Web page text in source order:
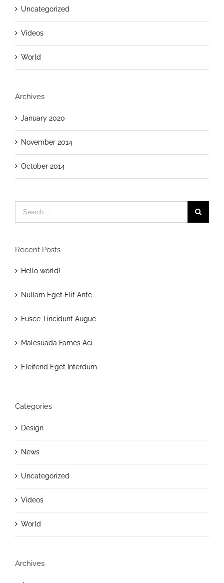
Uncategorized
Videos
World
Archives
January 2020
November 2014
October 2014
for:
Recent Posts
Hello world!
Nullam Eget Elit Ante
Fusce Tincidunt Augue
Malesuada Fames Aci
Eleifend Eget Interdum
Categories
Design
News
Uncategorized
Videos
World
Archives